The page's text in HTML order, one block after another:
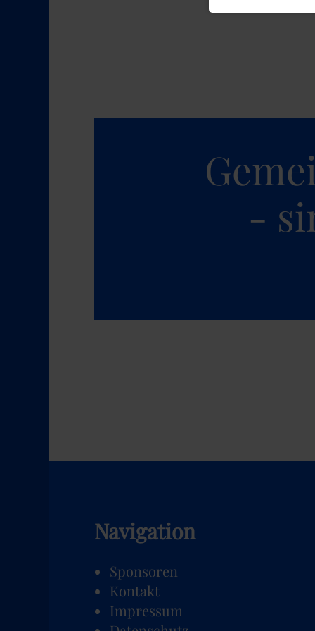
-
Navigation
Navigation
überspringen
Sponsoren
Kontakt
Impressum